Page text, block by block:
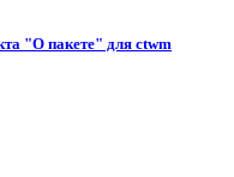
"О пакете" для ctwm